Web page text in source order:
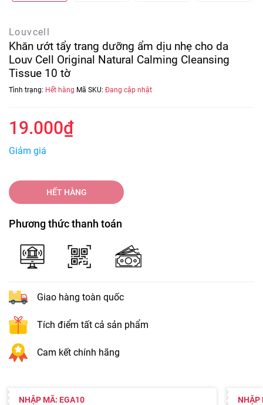
Louvcell
Khăn ướt tẩy trang dưỡng ẩm dịu nhẹ cho da
Louv Cell Original Natural Calming Cleansing
Tissue 10 tờ
Tình trạng: Hết hàng Mã SKU: Đang cập nhật
19.000₫
Giảm giá
HẾT HÀNG
Phương thức thanh toán
Giao hàng toàn quốc
Tích điểm tất cả sản phẩm
Cam kết chính hãng
NHẬP MÃ: EGA10 NHẬP